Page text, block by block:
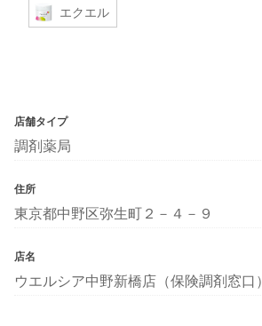
エクエル
店舗タイプ
調剤薬局
住所
東京都中野区弥生町２－４－９
店名
ウエルシア中野新橋店（保険調剤窓口）